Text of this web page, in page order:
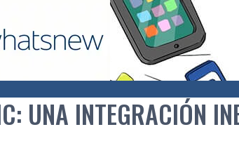
UNA INTEGRACIÓN